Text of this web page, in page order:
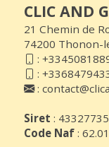
CLIC AND
21 Chemin de
74200 Thonon-
:
:
:
Siret :
Code Naf :